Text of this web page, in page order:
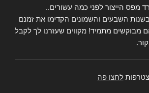
מפס הייצור לפני כמה עשורים..
השבעים והשמונים הקדימו את זמנם
מבוקשים מתמיד! מקווים שעזרנו לך לקבל
לחצו פה